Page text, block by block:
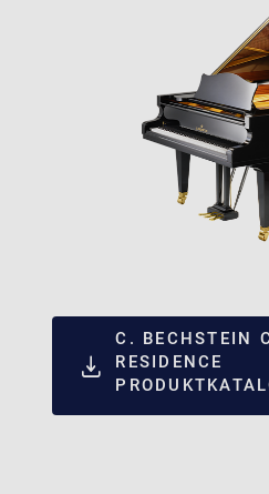
C. BECHSTEIN
RESIDENCE